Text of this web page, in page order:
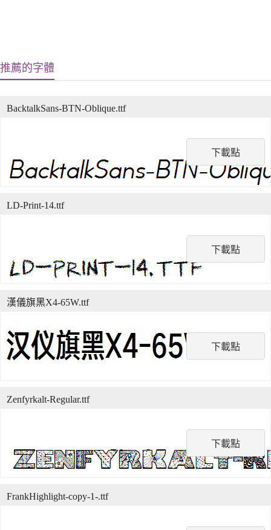
推薦的字體
下載點
BacktalkSans-BTN-Oblique.ttf
下載點
LD-Print-14.ttf
下載點
漢儀旗黑X4-65W.ttf
下載點
Zenfyrkalt-Regular.ttf
FrankHighlight-copy-1-.ttf